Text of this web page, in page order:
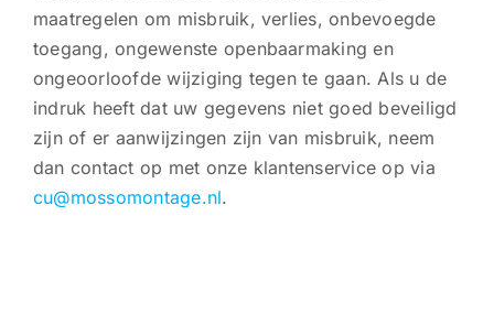
maatregelen om misbruik, verlies, onbevoegde
toegang, ongewenste openbaarmaking en
ongeoorloofde wijziging tegen te gaan. Als u de
indruk heeft dat uw gegevens niet goed beveiligd
zijn of er aanwijzingen zijn van misbruik, neem
dan contact op met onze klantenservice op via
cu@mossomontage.nl.